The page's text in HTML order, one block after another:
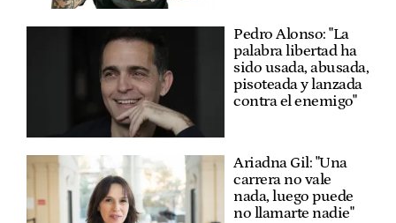
Pedro Alonso: "La
palabra libertad ha
sido usada, abusada,
pisoteada y lanzada
contra el enemigo"
Ariadna Gil: "Una
carrera no vale
nada, luego puede
no llamarte nadie"